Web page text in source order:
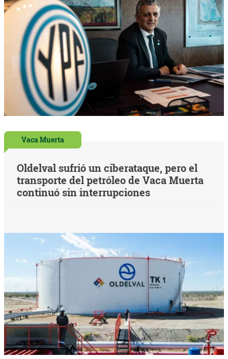
Vaca Muerta
Oldelval sufrió un ciberataque, pero el
transporte del petróleo de Vaca Muerta
continuó sin interrupciones